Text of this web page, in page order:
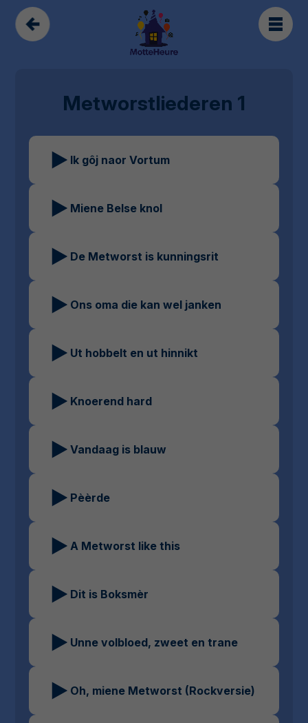
Metworstliederen 1
Ik gôj naor Vortum
Miene Belse knol
De Metworst is kunningsrit
Ons oma die kan wel janken
Ut hobbelt en ut hinnikt
Knoerend hard
Vandaag is blauw
Pèèrde
A Metworst like this
Dit is Boksmèr
Unne volbloed, zweet en trane
Oh, miene Metworst (Rockversie)